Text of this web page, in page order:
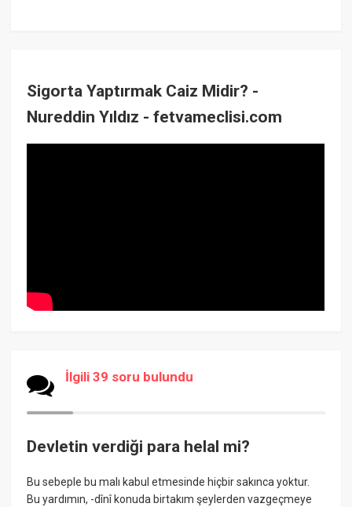
Sigorta Yaptırmak Caiz Midir? -
Nureddin Yıldız - fetvameclisi.com
İlgili 39 soru bulundu
Devletin verdiği para helal mi?
Bu sebeple bu malı kabul etmesinde hiçbir sakınca yoktur.
Bu yardımın, -dînî konuda birtakım şeylerden vazgeçmeye